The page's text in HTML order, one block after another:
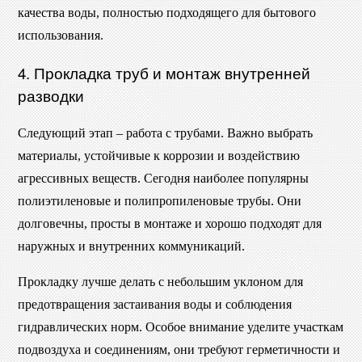
качества воды, полностью подходящего для бытового
использования.
4. Прокладка труб и монтаж внутренней
разводки
Следующий этап – работа с трубами. Важно выбрать
материалы, устойчивые к коррозии и воздействию
агрессивных веществ. Сегодня наиболее популярны
полиэтиленовые и полипропиленовые трубы. Они
долговечны, просты в монтаже и хорошо подходят для
наружных и внутренних коммуникаций.
Прокладку лучше делать с небольшим уклоном для
предотвращения застаивания воды и соблюдения
гидравлических норм. Особое внимание уделите участкам
подвоздуха и соединениям, они требуют герметичности и